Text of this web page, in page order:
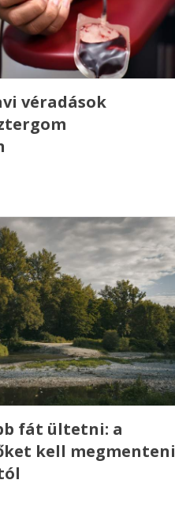
véradások
fát ültetni: a
kell megmenteni